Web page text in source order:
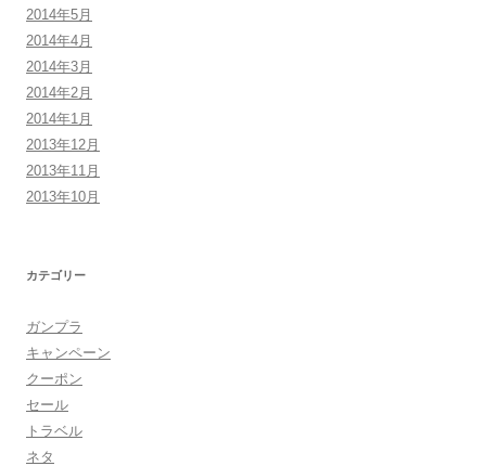
2014年5月
2014年4月
2014年3月
2014年2月
2014年1月
2013年12月
2013年11月
2013年10月
カテゴリー
ガンプラ
キャンペーン
クーポン
セール
トラベル
ネタ